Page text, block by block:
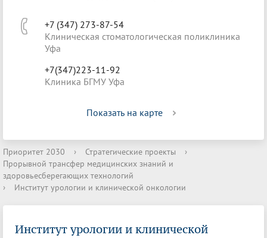
+7 (347) 273-87-54
Клиническая стоматологическая поликлиника
Уфа
+7(347)223-11-92
Клиника БГМУ Уфа
Показать на карте
Приоритет 2030 › Стратегические проекты
›
Прорывной трансфер медицинских знаний и
здоровьесберегающих технологий
›
Институт урологии и клинической онкологии
Институт урологии и клинической